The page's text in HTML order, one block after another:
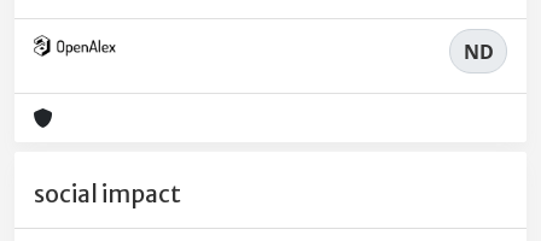
ND
social impact